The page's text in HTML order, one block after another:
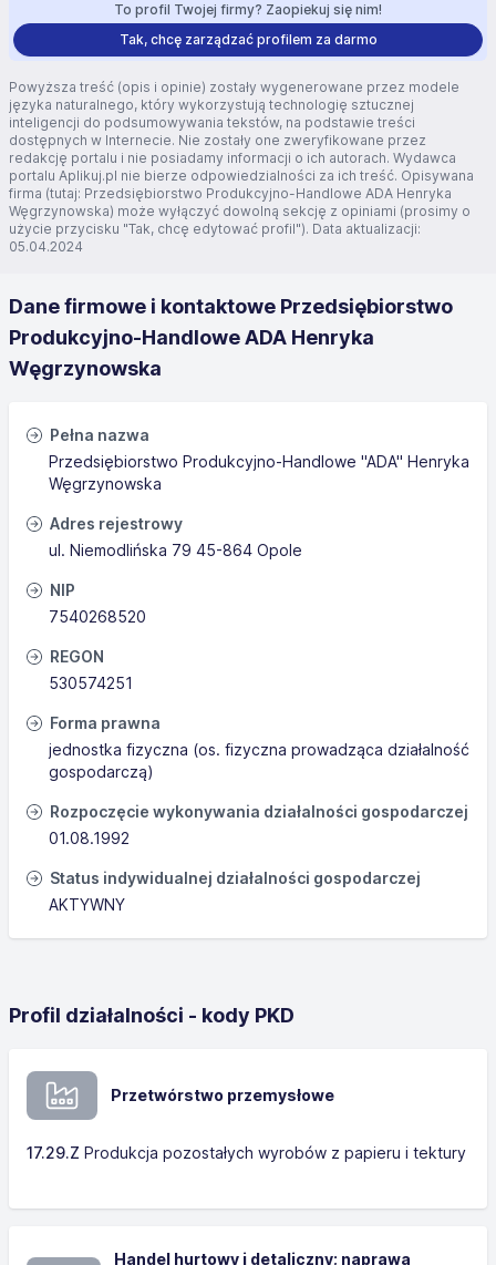
To profil Twojej firmy? Zaopiekuj się nim!
Tak, chcę zarządzać profilem za darmo
Powyższa treść (opis i opinie) zostały wygenerowane przez modele
języka naturalnego, który wykorzystują technologię sztucznej
inteligencji do podsumowywania tekstów, na podstawie treści
dostępnych w Internecie. Nie zostały one zweryfikowane przez
redakcję portalu i nie posiadamy informacji o ich autorach. Wydawca
portalu Aplikuj.pl nie bierze odpowiedzialności za ich treść. Opisywana
firma (tutaj: Przedsiębiorstwo Produkcyjno-Handlowe ADA Henryka
Węgrzynowska) może wyłączyć dowolną sekcję z opiniami (prosimy o
użycie przycisku "Tak, chcę edytować profil"). Data aktualizacji:
05.04.2024
Dane firmowe i kontaktowe Przedsiębiorstwo
Produkcyjno-Handlowe ADA Henryka
Węgrzynowska
Pełna nazwa
Przedsiębiorstwo Produkcyjno-Handlowe "ADA" Henryka
Węgrzynowska
Adres rejestrowy
ul. Niemodlińska 79 45-864 Opole
NIP
7540268520
REGON
530574251
Forma prawna
jednostka fizyczna (os. fizyczna prowadząca działalność
gospodarczą)
Rozpoczęcie wykonywania działalności gospodarczej
01.08.1992
Status indywidualnej działalności gospodarczej
AKTYWNY
Profil działalności - kody PKD
Przetwórstwo przemysłowe
17.29.Z Produkcja pozostałych wyrobów z papieru i tektury
Handel hurtowy i detaliczny; naprawa